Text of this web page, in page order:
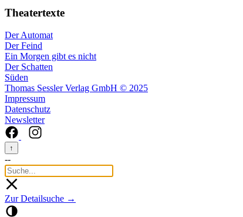
Theatertexte
Der Automat
Der Feind
Ein Morgen gibt es nicht
Der Schatten
Süden
Thomas Sessler Verlag GmbH © 2025
Impressum
Datenschutz
Newsletter
↑
--
Zur Detailsuche →